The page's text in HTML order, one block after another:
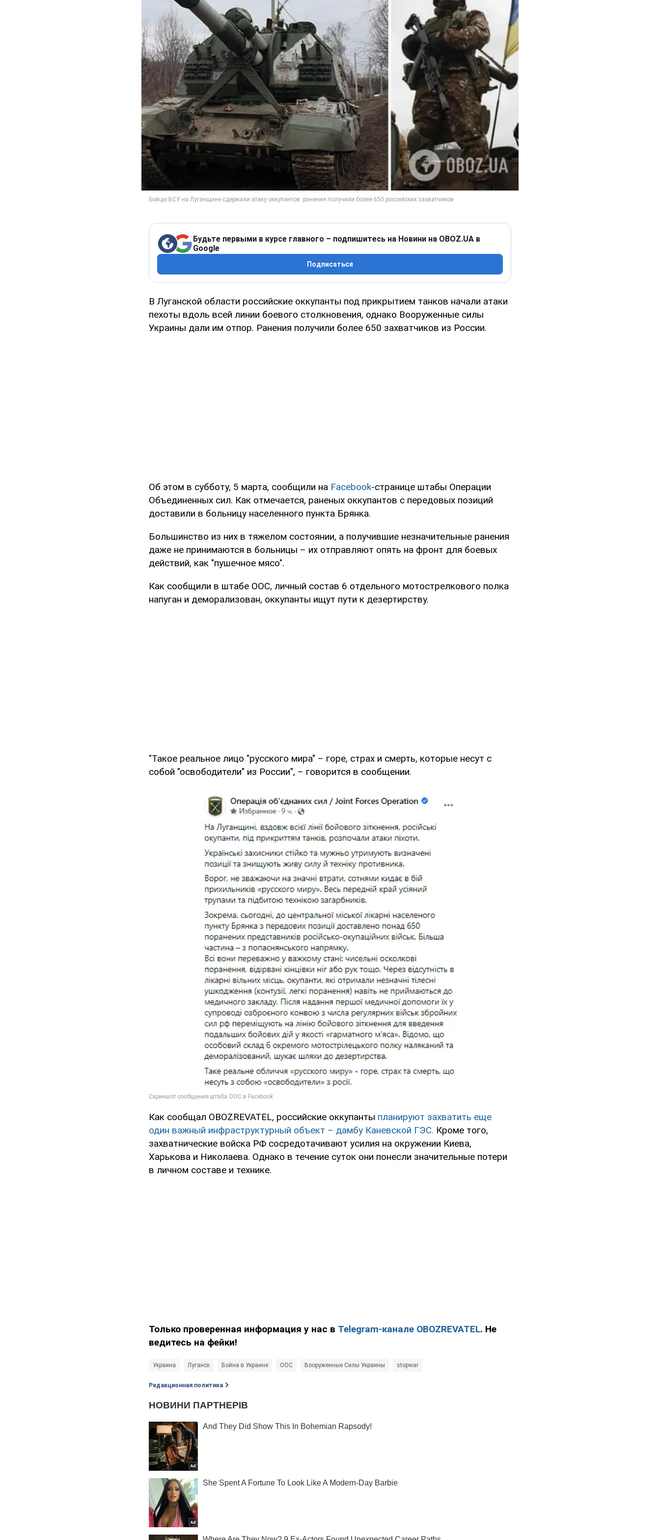
Будьте первыми в курсе главного – подпишитесь на Новини на OBOZ.UA в
Google
Подписаться
В Луганской области российские оккупанты под прикрытием танков начали атаки
пехоты вдоль всей линии боевого столкновения, однако Вооруженные силы
Украины дали им отпор. Ранения получили более 650 захватчиков из России.
Об этом в субботу, 5 марта, сообщили на Facebook-странице штабы Операции
Объединенных сил. Как отмечается, раненых оккупантов с передовых позиций
доставили в больницу населенного пункта Брянка.
Большинство из них в тяжелом состоянии, а получившие незначительные ранения
даже не принимаются в больницы – их отправляют опять на фронт для боевых
действий, как "пушечное мясо".
Как сообщили в штабе ООС, личный состав 6 отдельного мотострелкового полка
напуган и деморализован, оккупанты ищут пути к дезертирству.
"Такое реальное лицо "русского мира" – горе, страх и смерть, которые несут с
собой "освободители" из России", – говорится в сообщении.
Как сообщал OBOZREVATEL, российские оккупанты планируют захватить еще
один важный инфраструктурный объект – дамбу Каневской ГЭС. Кроме того,
захватнические войска РФ сосредотачивают усилия на окружении Киева,
Харькова и Николаева. Однако в течение суток они понесли значительные потери
в личном составе и технике.
Только проверенная информация у нас в Telegram-канале OBOZREVATEL. Не
ведитесь на фейки!
Украина Луганск Война в Украине ООС Вооруженные Силы Украины stopwar
Редакционная политика